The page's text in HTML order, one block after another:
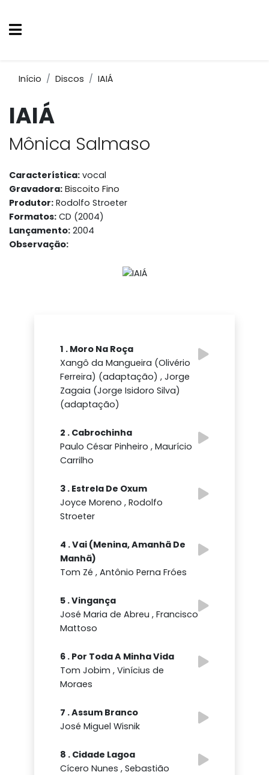
Início Discos IAIÁ
IAIÁ
Mônica Salmaso
Característica: vocal
Gravadora: Biscoito Fino
Produtor: Rodolfo Stroeter
Formatos: CD (2004)
Lançamento: 2004
Observação:
1 . Moro Na Roça
Xangô da Mangueira (Olivério
Ferreira) (adaptação) , Jorge
Zagaia (Jorge Isidoro Silva)
(adaptação)
2 . Cabrochinha
Paulo César Pinheiro , Maurício
Carrilho
3 . Estrela De Oxum
Joyce Moreno , Rodolfo
Stroeter
4 . Vai (Menina, Amanhã De
Manhã)
Tom Zé , Antônio Perna Fróes
5 . Vingança
José Maria de Abreu , Francisco
Mattoso
6 . Por Toda A Minha Vida
Tom Jobim , Vinícius de
Moraes
7 . Assum Branco
José Miguel Wisnik
8 . Cidade Lagoa
Cícero Nunes , Sebastião